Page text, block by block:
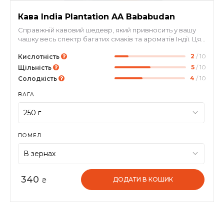
Кава India Plantation AA Bababudan
Справжній кавовий шедевр, який привносить у вашу
чашку весь спектр багатих смаків та ароматів Індії. Ця
також вирощують багато видів спецій, що надають каві
унікальний смаковий профіль. Сорт India Plantation AA
Bababudan пройшов миту обробку, що дозволяє
зберегти унікальний природний смак зерен. Ми
рекомендуємо заварювати цю каву у джезві, щоб
лимону, сухофруктів та шоколаду.
Кислотність 2 / 10
Щільність
5 / 10
Солодкість
4 / 10
ВАГА
ПОМЕЛ
340 ₴ ДОДАТИ В КОШИК